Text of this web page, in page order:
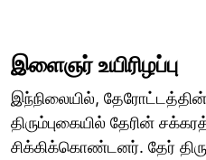
இளைஞர் உயிரிழப்பு
இந்நிலையில்,
திரும்புகையில் தேரின்
சிக்கிக்கொண்டனர். தேர்